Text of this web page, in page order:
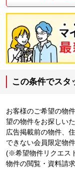
この条件でスタ
お客様のご希望の物
望の物件をお探しいた
広告掲載前の物件、
できない会員限定物
(※希望物件リクエス
物件の閲覧・資料請